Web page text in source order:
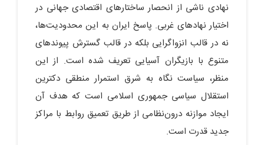
نهادی ناشی از انحصار ساختارهای اقتصادی جهانی در
اختیار نهادهای غربی. پاسخ ایران به این محدودیت‌ها،
نه در قالب انزواگرایی بلکه در قالب گسترش پیوندهای
متنوع با بازیگران آسیایی تعریف شده است. از این
منظر، سیاست نگاه به شرق استمرار منطقی دکترین
استقلال سیاسی جمهوری اسلامی است که هدف آن
ایجاد موازنه درون‌نظامی از طریق تعمیق روابط با مراکز
جدید قدرت است.